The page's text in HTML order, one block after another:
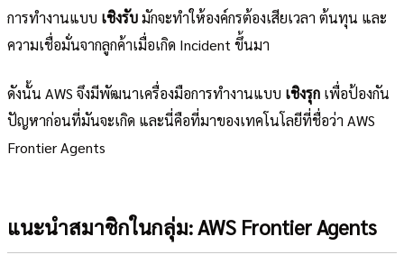
การทำงานแบบ เชิงรับมักจะทำให้องค์กรต้องเสียเวลา ต้นทุน และ
ความเชื่อมั่นจากลูกค้าเมื่อเกิด Incident ขึ้นมา
ดังนั้น AWS จึงมีพัฒนาเครื่องมือการทำงานแบบ เชิงรุก เพื่อป้องกัน
ปัญหาก่อนที่มันจะเกิด และนี่คือที่มาของเทคโนโลยีที่ชื่อว่า AWS
Frontier Agents
แนะนำสมาชิกในกลุ่ม: AWS Frontier Agents